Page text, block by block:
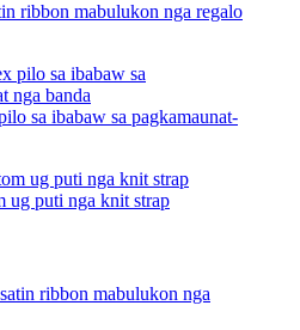
ribbon mabulukon nga regalo
sa ibabaw sa pagkamaunat-
ug puti nga knit strap